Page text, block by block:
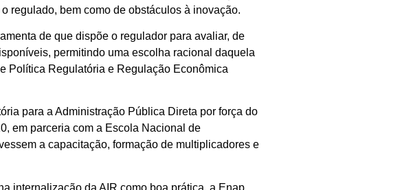
regulado, bem como de obstáculos à inovação.
de que dispõe o regulador para avaliar, de
permitindo uma escolha racional daquela
Política Regulatória e Regulação Econômica
para a Administração Pública Direta por força do
em parceria com a Escola Nacional de
a capacitação, formação de multiplicadores e
internalização da AIR como boa prática, a Enap